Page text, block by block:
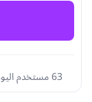
63 مستخدم اليوم